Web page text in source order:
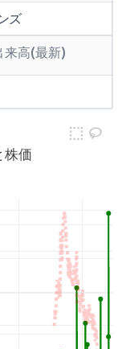
ズ
来高(最新)
株価